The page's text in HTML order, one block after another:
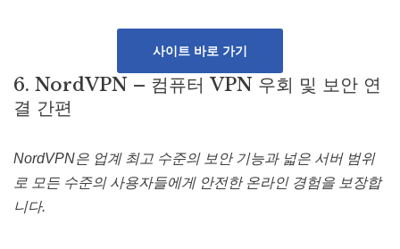
사이트 바로 가기
6. NordVPN – 컴퓨터 VPN 우회 및 보안 연
결 간편
NordVPN은 업계 최고 수준의 보안 기능과 넓은 서버 범위
로 모든 수준의 사용자들에게 안전한 온라인 경험을 보장합
니다.